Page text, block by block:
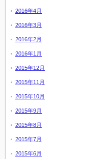
2016年4月
2016年3月
2016年2月
2016年1月
2015年12月
2015年11月
2015年10月
2015年9月
2015年8月
2015年7月
2015年6月